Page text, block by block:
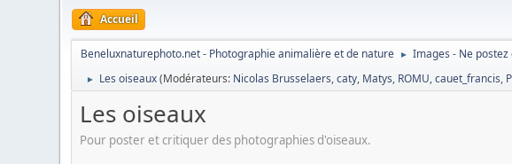
Accueil
Beneluxnaturephoto.net - Photographie animalière et de nature ► Images - Ne
► Les oiseaux(Modérateurs: Nicolas Brusselaers,caty, Matys, ROMU,cauet_francis,
Les oiseaux
Pour poster et critiquer des photographies d'oiseaux.